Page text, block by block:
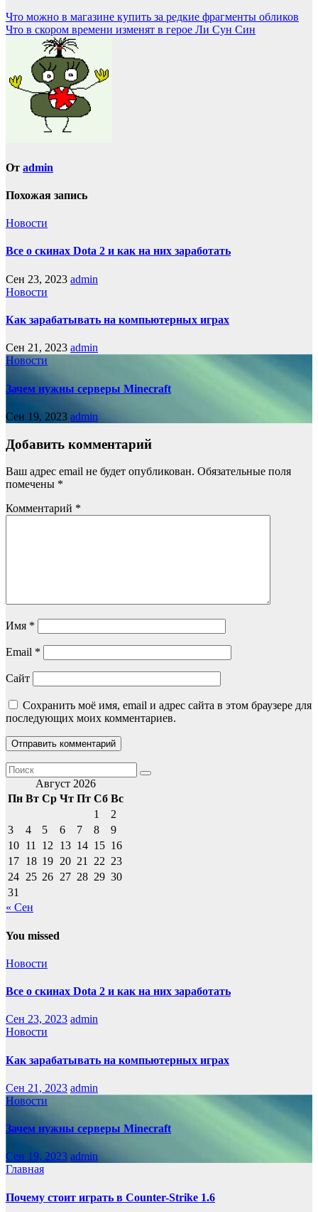
Навигация
по
записям
Что можно в магазине купить за редкие фрагменты обликов
Что в скором времени изменят в герое Ли Сун Син
От admin
Похожая запись
Новости
Все о скинах Dota 2 и как на них заработать
Сен 23, 2023 admin
Новости
Как зарабатывать на компьютерных играх
Сен 21, 2023 admin
Новости
Зачем нужны серверы Minecraft
Сен 19, 2023 admin
Добавить комментарий
Ваш адрес email не будет опубликован. Обязательные поля
помечены *
Комментарий *
Имя *
Email *
Сайт
Сохранить моё имя, email и адрес сайта в этом браузере для
последующих моих комментариев.
Август 2026
Пн Вт Ср Чт Пт Сб Вс
1
2
3
4 5 6 7 8
9
10 11 12 13 14 15 16
17 18 19 20 21 22 23
24 25 26 27 28 29 30
31
« Сен
You missed
Новости
Все о скинах Dota 2 и как на них заработать
Сен 23, 2023 admin
Новости
Как зарабатывать на компьютерных играх
Сен 21, 2023 admin
Новости
Зачем нужны серверы Minecraft
Сен 19, 2023 admin
Главная
Почему стоит играть в Counter-Strike 1.6